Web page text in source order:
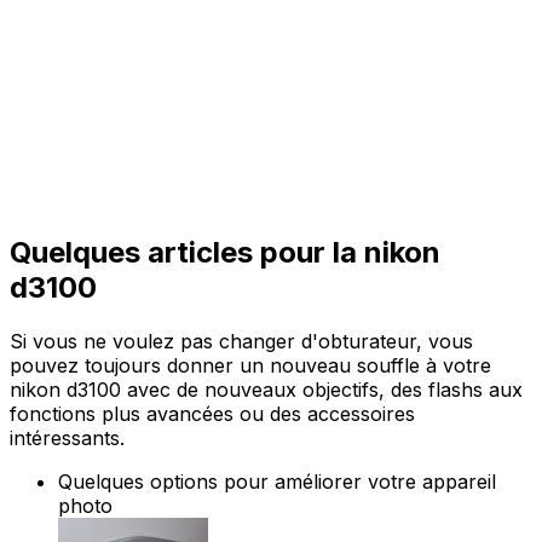
Quelques articles pour la nikon
d3100
Si vous ne voulez pas changer d'obturateur, vous
pouvez toujours donner un nouveau souffle à votre
nikon d3100 avec de nouveaux objectifs, des flashs aux
fonctions plus avancées ou des accessoires
intéressants.
Quelques options pour améliorer votre appareil
photo